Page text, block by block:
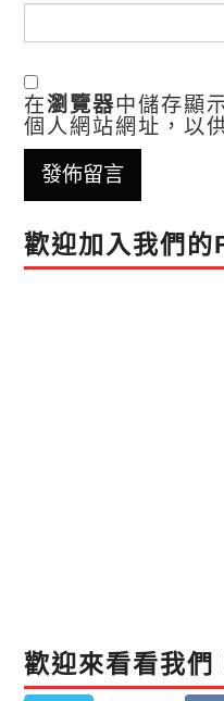
在瀏覽器中儲存顯
個人網站網址，以
歡迎加入我們的
歡迎來看看我們